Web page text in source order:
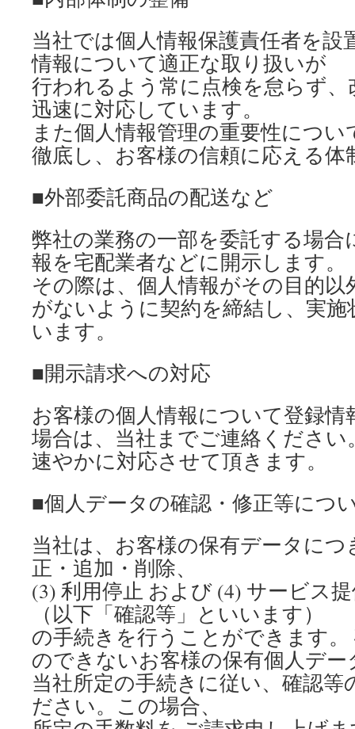
当社では個人情報保護責任者を設
情報について適正な取り扱いが
行われるよう常に点検を怠らず
迅速に対応しています。
また個人情報管理の重要性につ
徹底し、お客様の信頼に応える
■外部委託商品の配送など
弊社の業務の一部を委託する場合
報を宅配業者などに開示します。
その際は、個人情報がその目的
がないように契約を締結し、実
います。
■開示請求への対応
お客様の個人情報について登録
場合は、当社までご連絡ください
速やかに対応させて頂きます。
■個人データの確認・修正等につ
当社は、お客様の保有データにつ
正・追加・削除、
(3) 利用停止 および (4) サービス
（以下「確認等」といいます）
の手続きを行うことができます
のできないお客様の保有個人デ
当社所定の手続きに従い、確認
ださい。この場合、